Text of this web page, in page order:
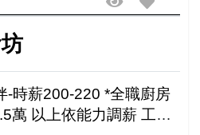
-時薪200-220 *全職廚房
萬 以上依能力調薪 工作